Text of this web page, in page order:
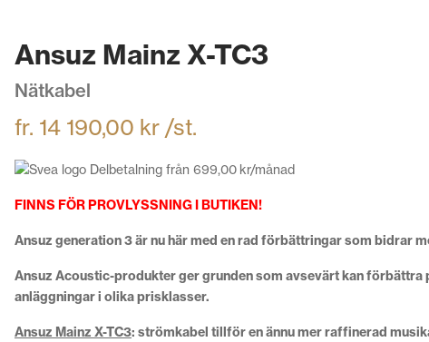
Ansuz Mainz X-TC3
Nätkabel
fr. 14 190,00 kr /st.
Delbetalning från 699,00 kr/månad
FINNS FÖR PROVLYSSNING I BUTIKEN!
Ansuz generation 3 är nu här med en rad förbättringar som bidrar
Ansuz Acoustic-produkter ger grunden som avsevärt kan förbättra
anläggningar i olika prisklasser.
Ansuz Mainz X-TC3: strömkabel tillför en ännu mer raffinerad